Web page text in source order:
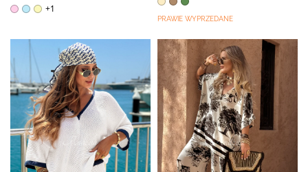
+1
PRAWIE WYPRZEDANE